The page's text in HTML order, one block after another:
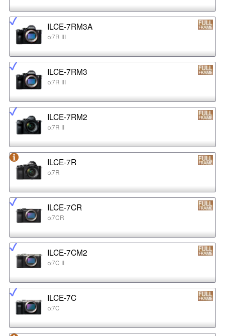
ILCE-7RM3A
α7R III
ILCE-7RM3
α7R III
ILCE-7RM2
α7R II
ILCE-7R
α7R
ILCE-7CR
α7CR
ILCE-7CM2
α7C II
ILCE-7C
α7C